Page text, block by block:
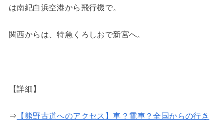
は南紀白浜空港から飛行機で。
関西からは、特急くろしおで新宮へ。
【詳細】
⇒ 【熊野古道へのアクセス】車？電車？全国からの行き